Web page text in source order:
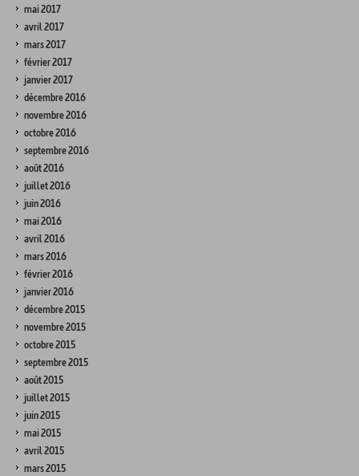
mai 2017
avril 2017
mars 2017
février 2017
janvier 2017
décembre 2016
novembre 2016
octobre 2016
septembre 2016
août 2016
juillet 2016
juin 2016
mai 2016
avril 2016
mars 2016
février 2016
janvier 2016
décembre 2015
novembre 2015
octobre 2015
septembre 2015
août 2015
juillet 2015
juin 2015
mai 2015
avril 2015
mars 2015